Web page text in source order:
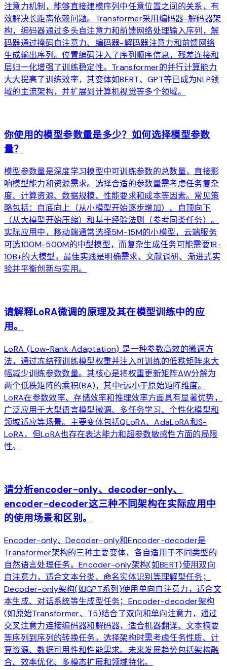
注意力机制，能够直接建模序列中任意位置之间的关系，有
效解决长距离依赖问题。Transformer采用编码器-解码器架
构，编码器通过多头自注意力和前馈网络处理输入序列，解
码器通过掩码自注意力、编码器-解码器注意力和前馈网络
生成输出序列。位置编码注入了序列顺序信息，残差连接和
层归一化增强了训练稳定性。Transformer的并行计算能力
大大提高了训练效率，其变体如BERT、GPT等已成为NLP领
域的主流架构，并扩展到计算机视觉等多个领域。
你使用的模型参数量是多少？如何选择模型参数
量？
模型参数量是深度学习模型中可训练参数的总数量，直接影
响模型能力和资源需求。选择合适的参数量需考虑任务复杂
度、计算资源、数据规模、性能要求和成本等因素。常见策
略包括：自底向上（从小模型开始逐步增加）、自顶向下
（从大模型开始压缩）和基于经验法则（参考同类任务）。
实际应用中，移动端通常选择5M-15M的小模型，云端服务
可选100M-500M的中型模型，而复杂生成任务可能需要1B-
10B+的大模型。最佳实践是明确需求、文献调研、渐进式实
验并平衡创新与实用。
请解释LoRA微调的原理及其在模型训练中的应
用。
LoRA (Low-Rank Adaptation) 是一种参数高效的微调方
法，通过冻结预训练模型权重并注入可训练的低秩矩阵来大
幅减少训练参数数量。其核心是将权重更新矩阵ΔW分解为
两个低秩矩阵的乘积(BA)，其中r远小于原始矩阵维度。
LoRA在参数效率、存储效率和推理效率方面具有显著优势，
广泛应用于大型语言模型微调、多任务学习、个性化模型和
领域适应等场景。主要变体包括QLoRA、AdaLoRA和S-
LoRA，但LoRA也存在表达能力和超参数敏感性方面的局限
性。
请分析encoder-only、decoder-only、
encoder-decoder这三种不同架构在实际应用中
的使用场景和区别。
Encoder-only、Decoder-only和Encoder-decoder是
Transformer架构的三种主要变体，各自适用于不同类型的
自然语言处理任务。Encoder-only架构(如BERT)使用双向
自注意力，适合文本分类、命名实体识别等理解型任务；
Decoder-only架构(如GPT系列)使用单向自注意力，适合文
本生成、对话系统等生成型任务；Encoder-decoder架构
(如原始Transformer、T5)结合了双向和单向注意力，通过
交叉注意力连接编码器和解码器，适合机器翻译、文本摘要
等序列到序列的转换任务。选择架构时需考虑任务性质、计
算资源、数据可用性和性能需求。未来发展趋势包括架构融
合、效率优化、多模态扩展和领域特化。